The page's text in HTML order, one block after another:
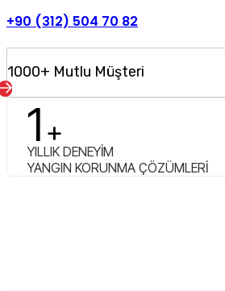
+90 (312) 504 70 82
1000+ Mutlu Müşteri
1 +
YILLIK DENEYİM
YANGIN KORUNMA ÇÖZÜMLERİ